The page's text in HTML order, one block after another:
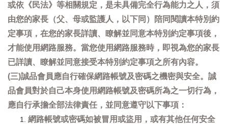
或依《民法》等相關規定，是未具備完全行為能力之人，須
由您的家長（父、母或監護人，以下同）陪同閱讀本特別約
定事項，在您的家長詳讀、瞭解並同意本特別約定事項後，
才能使用網路服務。當您使用網路服務時，即視為您的家長
已詳讀、瞭解並同意接受本特別約定事項之所有內容。
(三)誠品會員應自行確保網路帳號及密碼之機密與安全。誠
品會員對於自己本身使用網路帳號及密碼所為之一切行為，
應自行承擔全部法律責任，並同意遵守以下事項：
網路帳號或密碼如被冒用或盜用，或有其他任何安全